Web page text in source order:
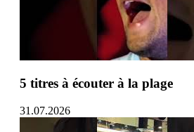
5 titres à écouter à la plage
31.07.2026